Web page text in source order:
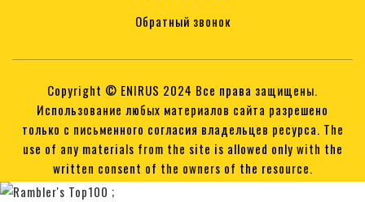
Обратный звонок
Copyright © ENIRUS 2024 Все права защищены.
Использование любых материалов сайта разрешено
только с письменного согласия владельцев ресурса. The
use of any materials from the site is allowed only with the
written consent of the owners of the resource.
;